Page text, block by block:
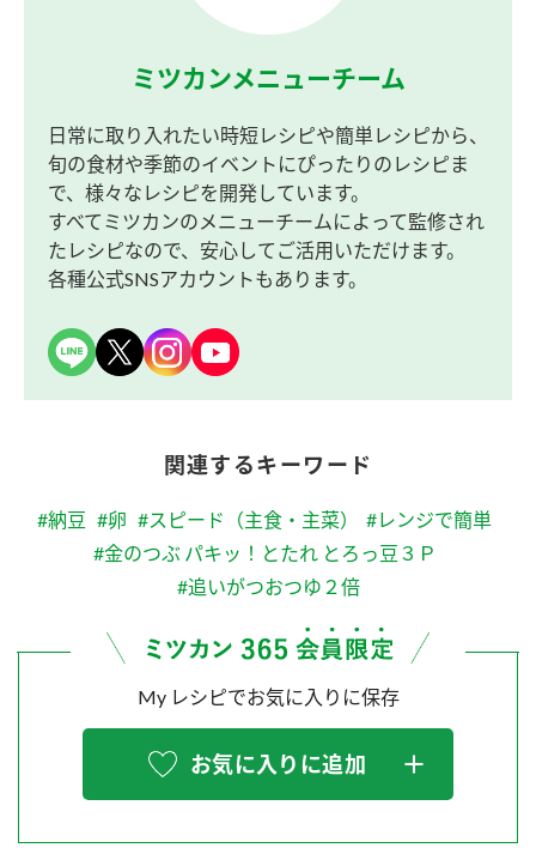
ミツカンメニューチーム
日常に取り入れたい時短レシピや簡単レシピから、
旬の食材や季節のイベントにぴったりのレシピま
で、様々なレシピを開発しています。
すべてミツカンのメニューチームによって監修され
たレシピなので、安心してご活用いただけます。
各種公式SNSアカウントもあります。
関連するキーワード
#納豆 #卵 #スピード（主食・主菜）
#レンジで簡単
#金のつぶ パキッ！とたれ とろっ豆３Ｐ
#追いがつおつゆ２倍
My レシピでお気に入りに保存
お気に入りに追加